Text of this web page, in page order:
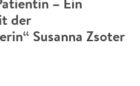
der
Susanna Zsoter